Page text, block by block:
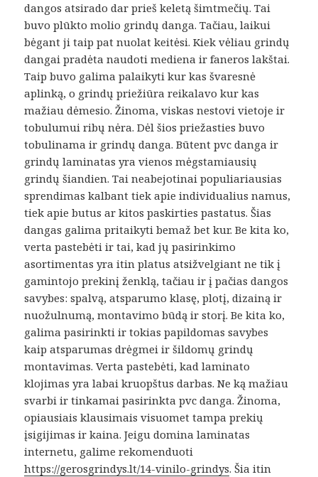
dangos atsirado dar prieš keletą šimtmečių. Tai
buvo plūkto molio grindų danga. Tačiau, laikui
bėgant ji taip pat nuolat keitėsi. Kiek vėliau grindų
dangai pradėta naudoti mediena ir faneros lakštai.
Taip buvo galima palaikyti kur kas švaresnė
aplinką, o grindų priežiūra reikalavo kur kas
mažiau dėmesio. Žinoma, viskas nestovi vietoje ir
tobulumui ribų nėra. Dėl šios priežasties buvo
tobulinama ir grindų danga. Būtent pvc danga ir
grindų laminatas yra vienos mėgstamiausių
grindų šiandien. Tai neabejotinai populiariausias
sprendimas kalbant tiek apie individualius namus,
tiek apie butus ar kitos paskirties pastatus. Šias
dangas galima pritaikyti bemaž bet kur. Be kita ko,
verta pastebėti ir tai, kad jų pasirinkimo
asortimentas yra itin platus atsižvelgiant ne tik į
gamintojo prekinį ženklą, tačiau ir į pačias dangos
savybes: spalvą, atsparumo klasę, plotį, dizainą ir
nuožulnumą, montavimo būdą ir storį. Be kita ko,
galima pasirinkti ir tokias papildomas savybes
kaip atsparumas drėgmei ir šildomų grindų
montavimas. Verta pastebėti, kad laminato
klojimas yra labai kruopštus darbas. Ne ką mažiau
svarbi ir tinkamai pasirinkta pvc danga. Žinoma,
opiausiais klausimais visuomet tampa prekių
įsigijimas ir kaina. Jeigu domina laminatas
internetu, galime rekomenduoti
https://gerosgrindys.lt/14-vinilo-grindys. Šia itin